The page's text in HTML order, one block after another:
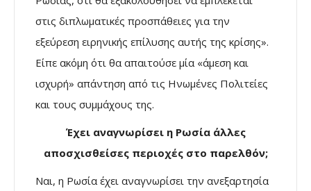
στις διπλωματικές προσπάθειες για την
εξεύρεση ειρηνικής επίλυσης αυτής της κρίσης».
Είπε ακόμη ότι θα απαιτούσε μία «άμεση και
ισχυρή» απάντηση από τις Ηνωμένες Πολιτείες
και τους συμμάχους της.
Έχει αναγνωρίσει η Ρωσία άλλες
αποσχισθείσες περιοχές στο παρελθόν;
Ναι, η Ρωσία έχει αναγνωρίσει την ανεξαρτησία